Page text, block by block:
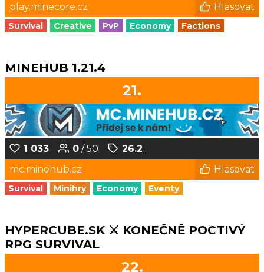
play.minecore.cz
Hlasovat
Survival Creative PvP Economy Factions
MINEHUB 1.21.4
21.
1 033 0 / 50
26.2
mc.minehub.cz
Hlasovat
Survival Minihry Economy Eventy
HYPERCUBE.SK ⚔️ KONEČNĚ POCTIVÝ
RPG SURVIVAL
22.